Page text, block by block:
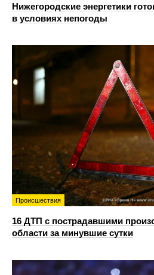
Нижегородские энергетики
в условиях непогоды
Происшествия
16 ДТП с пострадавшими
области за минувшие сутки